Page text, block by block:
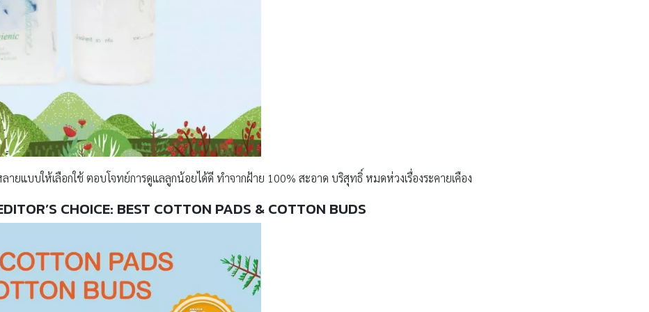
แบบให้เลือกใช้ ตอบโจทย์การดูแลลูกน้อยได้ดี ทำจากฝ้าย 100% สะอาด บริสุทธิ์ หมดห่วงเรื่องระคายเคือง
CHOICE: BEST COTTON PADS & COTTON BUDS